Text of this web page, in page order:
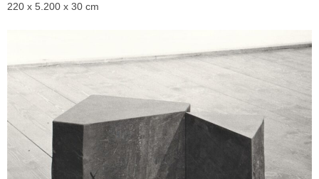
220 x 5.200 x 30 cm